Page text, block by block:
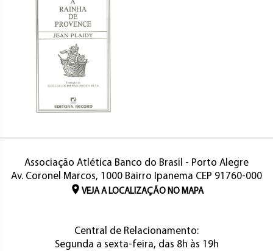
Associação Atlética Banco do Brasil - Porto Alegre
Av. Coronel Marcos, 1000 Bairro Ipanema CEP 91760-000
VEJA A LOCALIZAÇÃO NO MAPA
Central de Relacionamento:
Segunda a sexta-feira, das 8h às 19h